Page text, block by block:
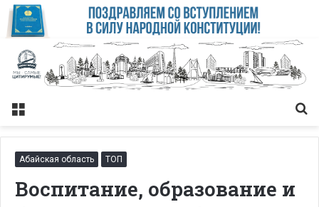
Меню
Абайская область ТОП
Воспитание, образование и